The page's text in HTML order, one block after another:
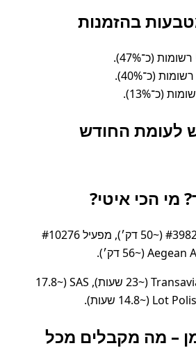
בהזמנות
לעומת החודש
מי הכי איטי?
מפעיל #39824 (~50 דק׳), מפעיל #10276
Transavia France (~23 שעות), SAS (~17.8
– מה מקבלים מכל